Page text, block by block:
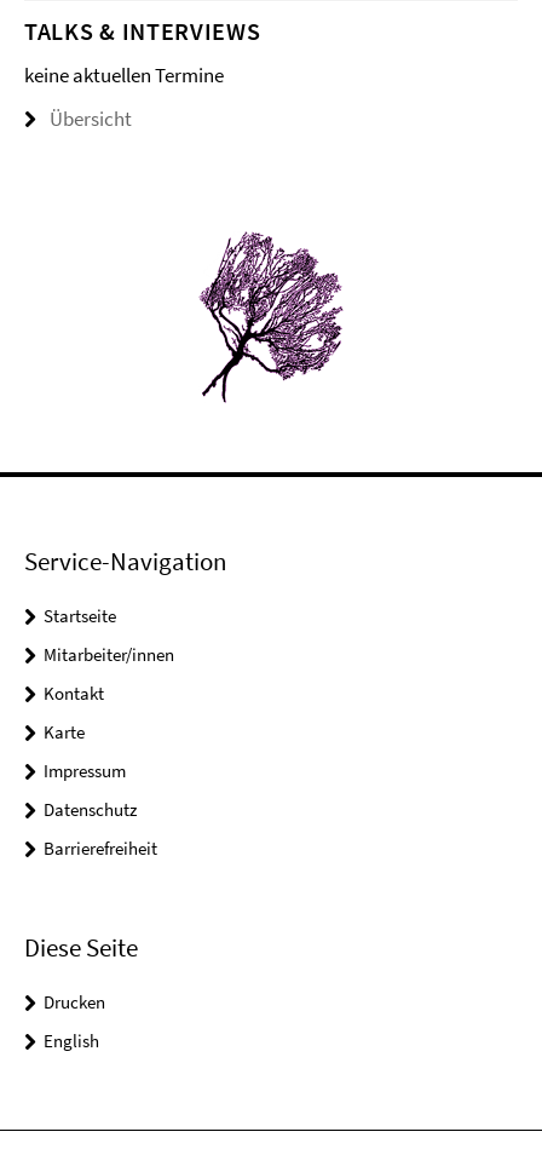
TALKS & INTERVIEWS
keine aktuellen Termine
Übersicht
Service-Navigation
Startseite
Mitarbeiter/innen
Kontakt
Karte
Impressum
Datenschutz
Barrierefreiheit
Diese Seite
Drucken
English